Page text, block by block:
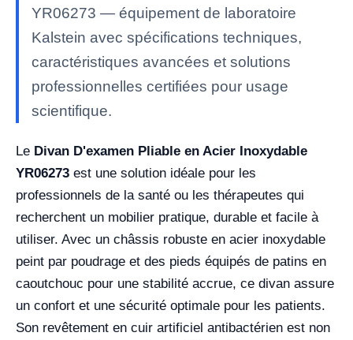
YR06273 — équipement de laboratoire
Kalstein avec spécifications techniques,
caractéristiques avancées et solutions
professionnelles certifiées pour usage
scientifique.
Le Divan D'examen Pliable en Acier Inoxydable
YR06273 est une solution idéale pour les
professionnels de la santé ou les thérapeutes qui
recherchent un mobilier pratique, durable et facile à
utiliser. Avec un châssis robuste en acier inoxydable
peint par poudrage et des pieds équipés de patins en
caoutchouc pour une stabilité accrue, ce divan assure
un confort et une sécurité optimale pour les patients.
Son revêtement en cuir artificiel antibactérien est non